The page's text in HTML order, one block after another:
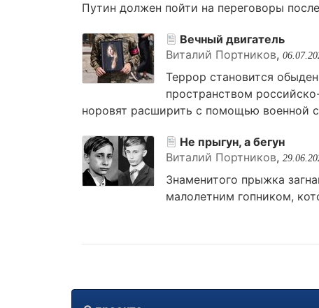
Путин должен пойти на переговоры
Вечный двигатель
Виталий Портников,
Террор становится
пространством
норовят расширить с помощью военной
Не прыгун, а бегун
Виталий Портников,
Знаменитого прыжка
малолетним гопником,